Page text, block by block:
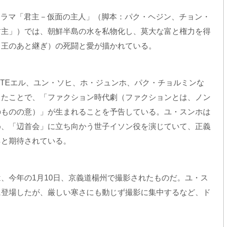
マ「君主－仮面の主人」（脚本：パク・ヘジン、チョン・
」）では、朝鮮半島の水を私物化し、莫大な富と権力を得
のあと継ぎ）の死闘と愛が描かれている。
エル、ユン・ソヒ、ホ・ジュンホ、パク・チョルミンな
ことで、「ファクション時代劇（ファクションとは、ノン
のの意）」が生まれることを予告している。ユ・スンホは
「辺首会」に立ち向かう世子イソン役を演じていて、正義
期待されている。
今年の1月10日、京義道楊州で撮影されたものだ。ユ・ス
場したが、厳しい寒さにも動じず撮影に集中するなど、ド